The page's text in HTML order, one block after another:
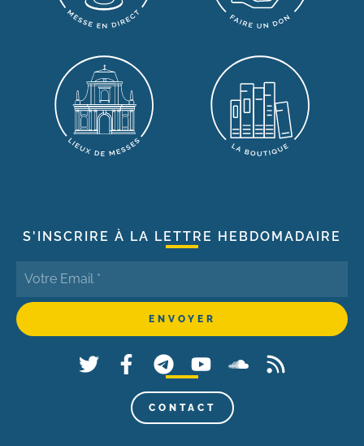
S'INSCRIRE À LA LETTRE HEBDOMADAIRE
CONTACT